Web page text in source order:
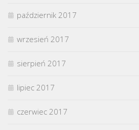
październik 2017
wrzesień 2017
sierpień 2017
lipiec 2017
czerwiec 2017